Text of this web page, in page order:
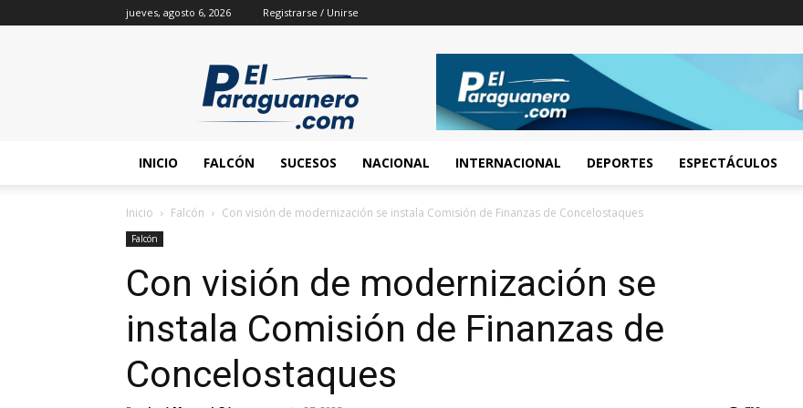
jueves, agosto 6, 2026 Registrarse / Unirse
INICIO FALCÓN SUCESOS NACIONAL INTERNACIONAL DEPORTES ESPECTÁCULOS
Inicio Falcón Con visión de modernización se instala Comisión de Finanzas de Concelostaques
Falcón
Con visión de modernización se
instala Comisión de Finanzas de
Concelostaques